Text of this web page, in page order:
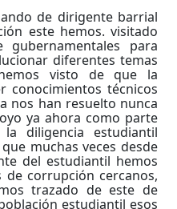
de dirigente barrial
este hemos. visitado
gubernamentales para
diferentes temas
visto de que la
conocimientos técnicos
nos han resuelto nunca
ya ahora como parte
diligencia estudiantil
muchas veces desde
del estudiantil hemos
corrupción cercanos,
trazado de este de
estudiantil esos